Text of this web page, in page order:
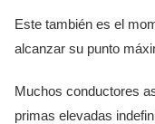
Este también es el
alcanzar su punto
Muchos conductores
primas elevadas